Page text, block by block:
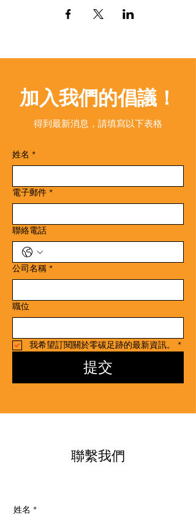
加入我們的倡議！
得到最新消息，請填寫以下表格
姓名 *
電子郵件 *
聯絡電話
公司名稱 *
職位
我希望訂閱關於零碳足跡的最新資訊。 *
提交
​聯繫我們
姓名 *